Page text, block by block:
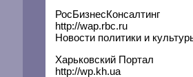
РосБизнесКонсалтинг
http://wap.rbc.ru
Новости политики и
Харьковский Портал
http://wp.kh.ua